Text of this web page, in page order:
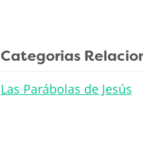
Categorias
Las Parábolas de Jesús